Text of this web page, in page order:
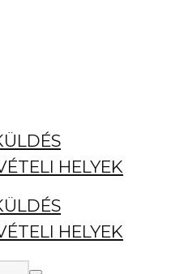
HELYEK
HELYEK